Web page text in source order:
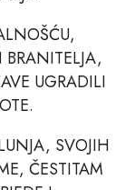
UGRADILI
SVOJIH
ČESTITAM